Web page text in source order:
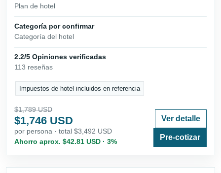
Plan de hotel
Categoría por confirmar
Categoría del hotel
2.2/5 Opiniones verificadas
113 reseñas
Impuestos de hotel incluidos en referencia
$1,789 USD
$1,746 USD
por persona · total $3,492 USD
Ahorro aprox. $42.81 USD · 3%
Ver detalle
Pre-cotizar